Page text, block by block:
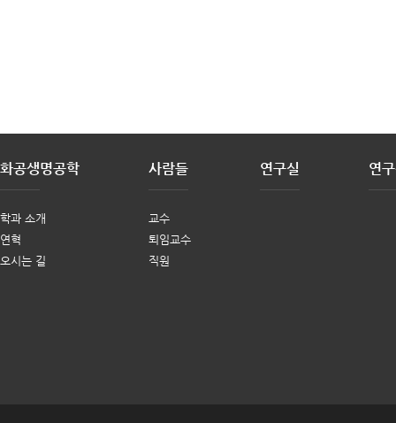
화공생명공학
학과 소개
연혁
오시는 길
사람들
교수
퇴임교수
직원
연구실 연